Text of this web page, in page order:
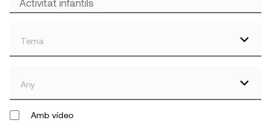
Tema
Any
Amb vídeo